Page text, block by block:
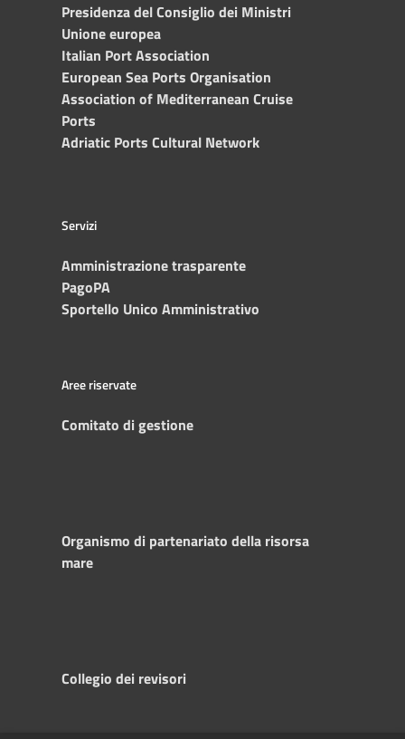
Presidenza del Consiglio dei Ministri
Unione europea
Italian Port Association
European Sea Ports Organisation
Association of Mediterranean Cruise
Ports
Adriatic Ports Cultural Network
Servizi
Amministrazione trasparente
PagoPA
Sportello Unico Amministrativo
Aree riservate
Comitato di gestione
Organismo di partenariato della risorsa
mare
Collegio dei revisori